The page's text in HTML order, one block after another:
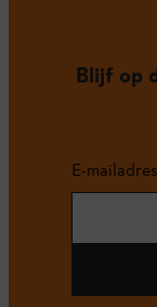
Blijf op
E-mailadres